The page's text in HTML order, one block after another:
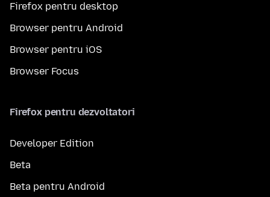
Firefox pentru desktop
Browser pentru Android
Browser pentru iOS
Browser Focus
Firefox pentru dezvoltatori
Developer Edition
Beta
Beta pentru Android